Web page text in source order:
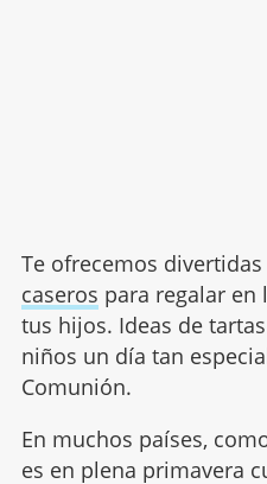
Te ofrecemos divertidas
caseros para regalar en
tus hijos. Ideas de
niños un día tan
Comunión.
En muchos países,
es en plena primavera